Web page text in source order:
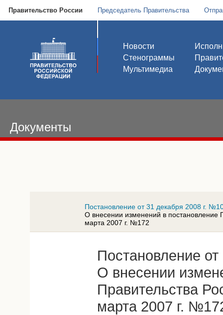
Правительство России Председатель Правительства
Новости
Стенограммы
Мультимедиа
Документы
Постановление от 31 декабря 2008 г.
О внесении изменений в постановление
марта 2007 г. №172
Постановление
О внесении
Правительства
марта 2007 г.